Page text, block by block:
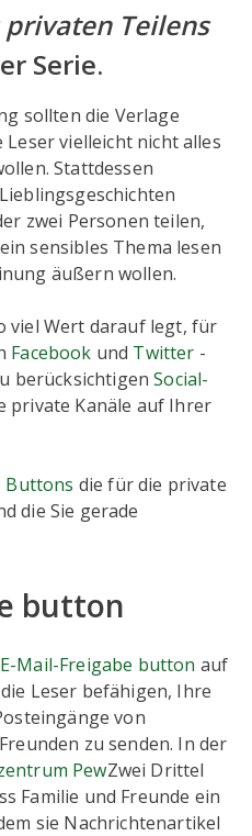
Teilens
Serie.
sollten die Verlage
vielleicht nicht alles
Stattdessen
zwei Personen teilen,
sensibles Thema lesen
äußern wollen.
viel Wert darauf legt, für
Facebook und Twitter -
berücksichtigenSocial-
private Kanäle auf Ihrer
Buttons die für die private
die Sie gerade
button
E-Mail-Freigabe button auf
Leser befähigen, Ihre
von
zu senden. In der
PewZwei Drittel
Familie und Freunde ein
sie Nachrichtenartikel